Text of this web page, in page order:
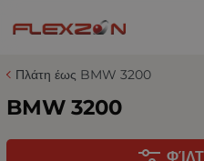
Πλάτη έως BMW 3200
BMW 3200